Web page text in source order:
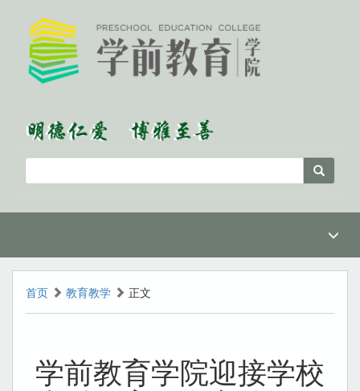
首页 教育教学 正文
学前教育学院迎接学校